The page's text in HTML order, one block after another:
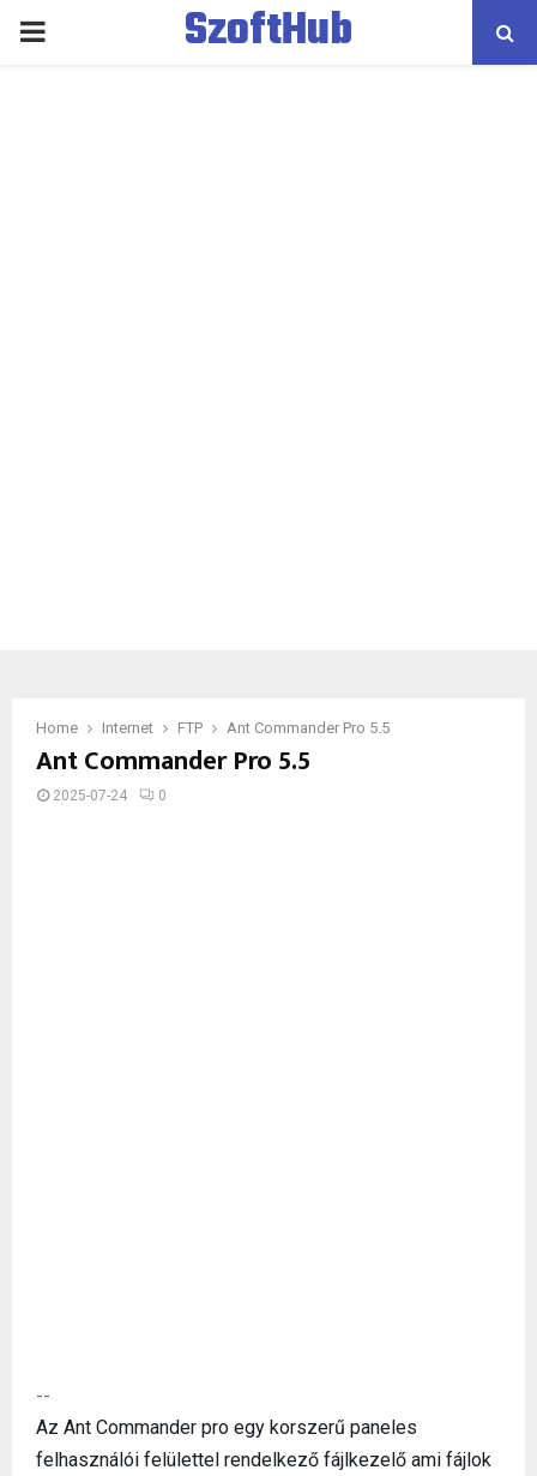
PRIMARY
SzoftHub
Home Internet FTP Ant Commander Pro 5.5
Ant Commander Pro 5.5
2025-07-24 0
--
Az Ant Commander pro egy korszerű paneles
felhasználói felülettel rendelkező fájlkezelő ami fájlok